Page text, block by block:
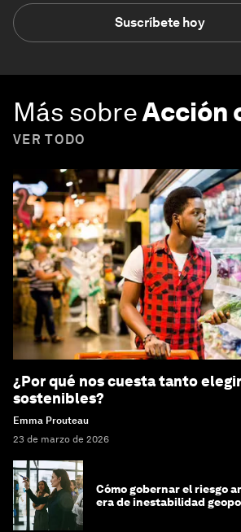
Suscríbete hoy
Más sobreAcción
VER TODO
¿Por qué nos cuesta tanto
sostenibles?
Emma Prouteau
23 de marzo de 2026
Cómo gobernar el riesgo
era de inestabilidad